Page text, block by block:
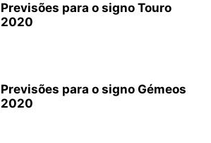
Previsões para o signo Touro
2020
Previsões para o signo Gémeos
2020